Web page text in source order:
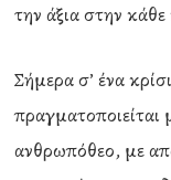
την άξια στην
Σήμερα σ’ ένα
ανθρωπόθεο, με